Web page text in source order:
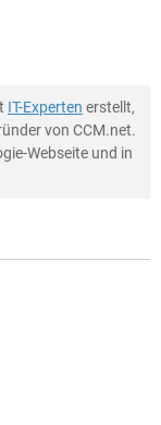
IT-Experten erstellt,
von CCM.net.
Webseite und in